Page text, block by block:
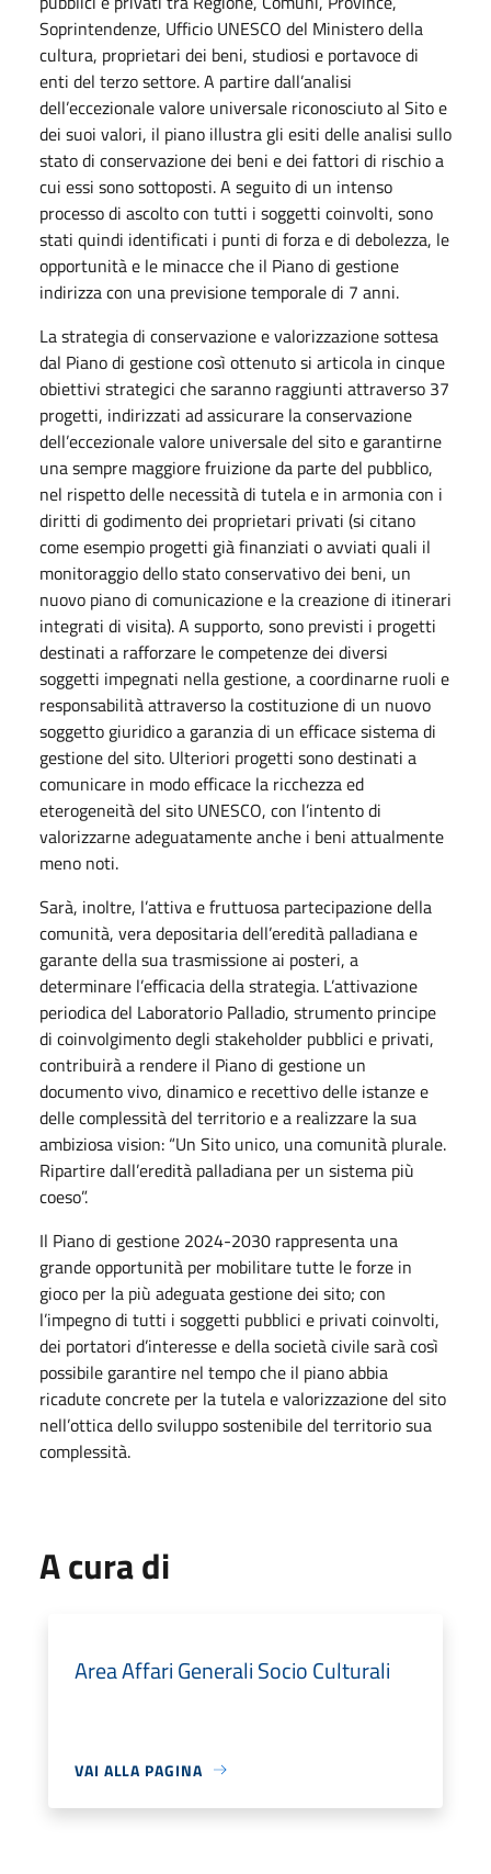
Soprintendenze, Ufficio UNESCO del Ministero della
cultura, proprietari dei beni, studiosi e portavoce di
enti del terzo settore. A partire dall’analisi
dell’eccezionale valore universale riconosciuto al Sito e
dei suoi valori, il piano illustra gli esiti delle analisi sullo
stato di conservazione dei beni e dei fattori di rischio a
cui essi sono sottoposti. A seguito di un intenso
processo di ascolto con tutti i soggetti coinvolti, sono
stati quindi identificati i punti di forza e di debolezza, le
opportunità e le minacce che il Piano di gestione
indirizza con una previsione temporale di 7 anni.
La strategia di conservazione e valorizzazione sottesa
dal Piano di gestione così ottenuto si articola in cinque
obiettivi strategici che saranno raggiunti attraverso 37
progetti, indirizzati ad assicurare la conservazione
dell’eccezionale valore universale del sito e garantirne
una sempre maggiore fruizione da parte del pubblico,
nel rispetto delle necessità di tutela e in armonia con i
diritti di godimento dei proprietari privati (si citano
come esempio progetti già finanziati o avviati quali il
monitoraggio dello stato conservativo dei beni, un
nuovo piano di comunicazione e la creazione di itinerari
integrati di visita). A supporto, sono previsti i progetti
destinati a rafforzare le competenze dei diversi
soggetti impegnati nella gestione, a coordinarne ruoli e
responsabilità attraverso la costituzione di un nuovo
soggetto giuridico a garanzia di un efficace sistema di
gestione del sito. Ulteriori progetti sono destinati a
comunicare in modo efficace la ricchezza ed
eterogeneità del sito UNESCO, con l’intento di
valorizzarne adeguatamente anche i beni attualmente
meno noti.
Sarà, inoltre, l’attiva e fruttuosa partecipazione della
comunità, vera depositaria dell’eredità palladiana e
garante della sua trasmissione ai posteri, a
determinare l’efficacia della strategia. L’attivazione
periodica del Laboratorio Palladio, strumento principe
di coinvolgimento degli stakeholder pubblici e privati,
contribuirà a rendere il Piano di gestione un
documento vivo, dinamico e recettivo delle istanze e
delle complessità del territorio e a realizzare la sua
ambiziosa vision: “Un Sito unico, una comunità plurale.
Ripartire dall’eredità palladiana per un sistema più
coeso”.
Il Piano di gestione 2024-2030 rappresenta una
grande opportunità per mobilitare tutte le forze in
gioco per la più adeguata gestione dei sito; con
l’impegno di tutti i soggetti pubblici e privati coinvolti,
dei portatori d’interesse e della società civile sarà così
possibile garantire nel tempo che il piano abbia
ricadute concrete per la tutela e valorizzazione del sito
nell’ottica dello sviluppo sostenibile del territorio sua
complessità.
A cura di
Area Affari Generali Socio Culturali
VAI ALLA PAGINA